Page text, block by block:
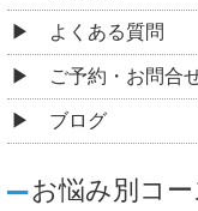
よくある質問
ご予約・お問合
ブログ
お悩み別コ